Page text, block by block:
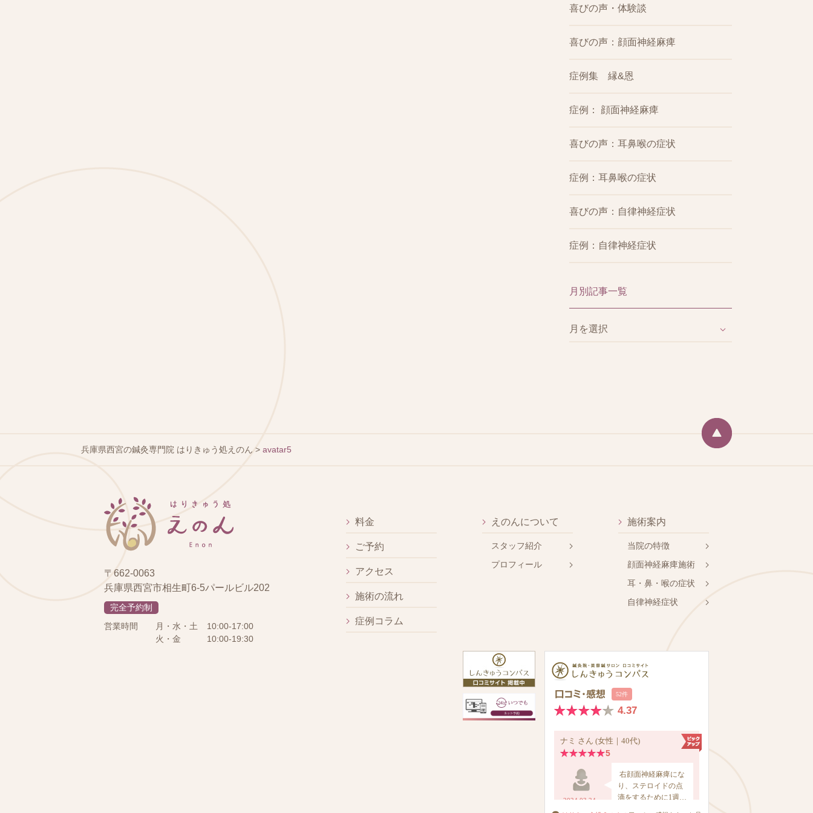
喜びの声・体験談
喜びの声：顔面神経麻痺
症例集 縁&恩
症例： 顔面神経麻痺
喜びの声：耳鼻喉の症状
症例：耳鼻喉の症状
喜びの声：自律神経症状
症例：自律神経症状
月別記事一覧
兵庫県西宮の鍼灸専門院 はりきゅう処えのん >avatar5
〒662-0063
兵庫県西宮市相生町6-5パールビル202
完全予約制
営業時間
月・水・土
10:00-17:00
火・金
10:00-19:30
料金
ご予約
アクセス
施術の流れ
症例コラム
えのんについて
スタッフ紹介
プロフィール
施術案内
当院の特徴
顔面神経麻痺施術
耳・鼻・喉の症状
自律神経症状